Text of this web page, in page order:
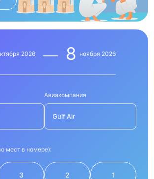
2026 8 ноября 2026
Авиакомпания
Gulf Air
мест в номере):
3 2 1